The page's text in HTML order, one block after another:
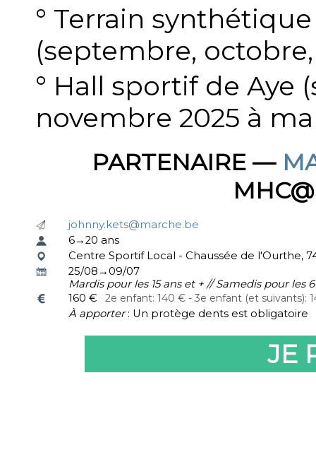
° Terrain
(septembre,
° Hall sportif de Aye
novembre 2025 à
PARTENAIRE —
johnny.kets@marche.be
6→20 ans
Centre Sportif Local - Chaussée de l'Ourthe,
25/08→09/07
Mardis pour les 15 ans et + // Samedis pour les
160 €
2e enfant: 140 € - 3e enfant (et suivants):
À apporter: Un protège dents est obligatoire
JE